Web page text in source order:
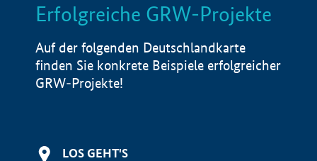
LISTE Info
Erfolgreiche GRW-Projekte
Auf der folgenden Deutschlandkarte
finden Sie konkrete Beispiele erfolgreicher
GRW-Projekte!
LOS GEHT'S